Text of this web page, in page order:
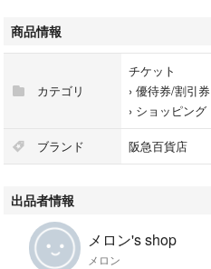
#百貨店優待券 #株主優待
#エイチ・ツー・オーリテイリング
商品情報
カテゴリ
チケット
› 優待券/割引券
› ショッピング
ブランド 阪急百貨店
出品者情報
メロン's shop
メロン